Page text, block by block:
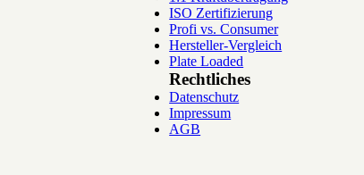
ISO Zertifizierung
Profi vs. Consumer
Hersteller-Vergleich
Plate Loaded
Rechtliches
Datenschutz
Impressum
AGB